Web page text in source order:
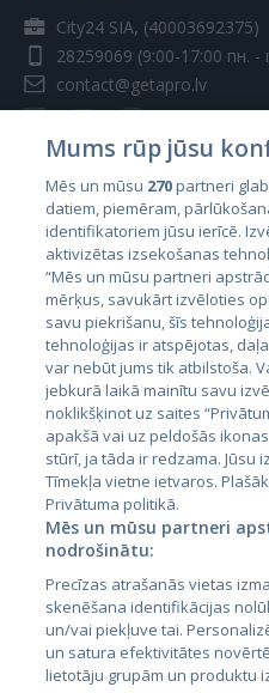
City24 SIA, (40003692375)
28259069 (9:00-17:00 пн. -
contact@getapro.lv
Страны
Эстония
Латвия
Литва
City24.lv
City24.ee
GetaPro.lv
GetaPro.ee
Skelbiu.lt
Mums rūp jūsu
Mēs un mūsu 270partneri
datiem, piemēram,
identifikatoriem jūsu ierīcē.
aktivizētas izsekošanas
“Mēs un mūsu partneri
mērķus, savukārt izvēloties
savu piekrišanu, šīs
tehnoloģijas ir atspējotas,
var nebūt jums tik atbilstoša.
jebkurā laikā mainītu savu
noklikšķinot uz saites
apakšā vai uz peldošās
stūrī, ja tāda ir redzama. Jūsu
Tīmekļa vietne ietvaros.
Privātuma politikā.
Mēs un mūsu partneri
nodrošinātu:
Precīzas atrašanās vietas
skenēšana identifikācijas
un/vai piekļuve tai.
un satura efektivitātes
lietotāju grupām un produktu